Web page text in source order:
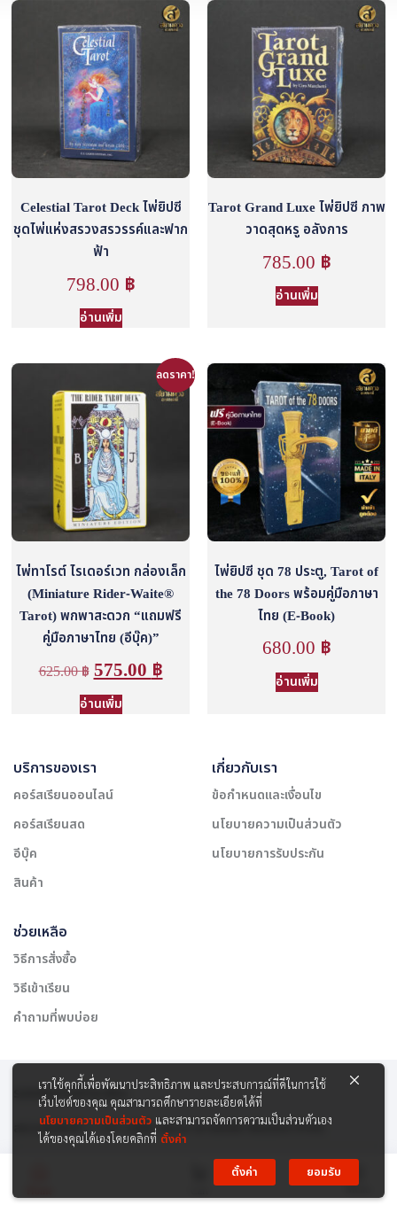
Menu
Celestial Tarot Deck ไพ่ยิปซี
ชุดไพ่แห่งสรวงสรวรรค์และฟาก
ฟ้า
798.00 ฿
อ่านเพิ่ม
Tarot Grand Luxe ไพ่ยิปซี ภาพ
วาดสุดหรู อลังการ
785.00 ฿
อ่านเพิ่ม
ลดราคา!
ไพ่ทาโรต์ ไรเดอร์เวท กล่องเล็ก
(Miniature Rider-Waite®
Tarot) พกพาสะดวก “แถมฟรี
คู่มือภาษาไทย (อีบุ๊ค)”
625.00฿ 575.00 ฿
อ่านเพิ่ม
ไพ่ยิปซี ชุด 78 ประตู, Tarot of
the 78 Doors พร้อมคู่มือภาษา
ไทย (E-Book)
680.00 ฿
อ่านเพิ่ม
บริการของเรา
คอร์สเรียนออนไลน์
คอร์สเรียนสด
อีบุ๊ค
สินค้า
เกี่ยวกับเรา
ข้อกำหนดและเงื่อนไข
นโยบายความเป็นส่วนตัว
นโยบายการรับประกัน
ช่วยเหลือ
วิธีการสั่งซื้อ
วิธีเข้าเรียน
คำถามที่พบบ่อย
สงวนลิขสิทธิ์ © 2565 บริษัท สยาม เคาเซิลลิ่ง เซ็นเตอร์ จำกัด
รองรับการชำระเงิน:
เราใช้คุกกี้เพื่อพัฒนาประสิทธิภาพ และประสบการณ์ที่ดีในการใช้
เว็บไซต์ของคุณ คุณสามารถศึกษารายละเอียดได้ที่
นโยบายความเป็นส่วนตัว และสามารถจัดการความเป็นส่วนตัวเอง
ได้ของคุณได้เองโดยคลิกที่ ตั้งค่า
ตั้งค่า
ยอมรับ